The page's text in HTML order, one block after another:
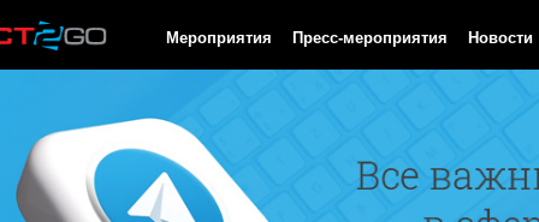
Мероприятия Пресс-мероприятия Новости